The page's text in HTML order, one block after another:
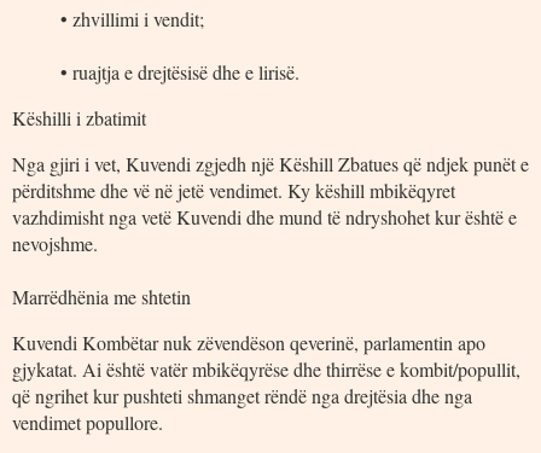
• zhvillimi i vendit;
• ruajtja e drejtësisë dhe e lirisë.
Këshilli i zbatimit
Nga gjiri i vet, Kuvendi zgjedh një Këshill Zbatues që ndjek punët e
përditshme dhe vë në jetë vendimet. Ky këshill mbikëqyret
vazhdimisht nga vetë Kuvendi dhe mund të ndryshohet kur është e
nevojshme.
Marrëdhënia me shtetin
Kuvendi Kombëtar nuk zëvendëson qeverinë, parlamentin apo
gjykatat. Ai është vatër mbikëqyrëse dhe thirrëse e kombit/popullit,
që ngrihet kur pushteti shmanget rëndë nga drejtësia dhe nga
vendimet popullore.